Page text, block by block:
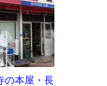
の本屋・長